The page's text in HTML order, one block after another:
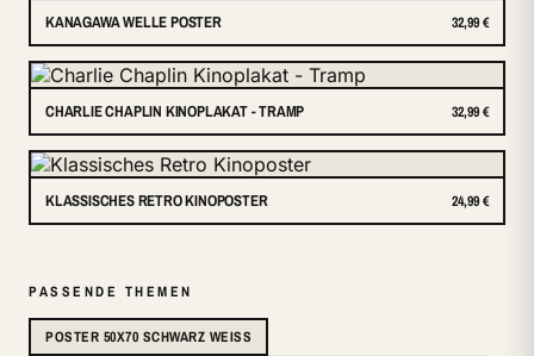
KANAGAWA WELLE POSTER 32,99 €
CHARLIE CHAPLIN KINOPLAKAT - TRAMP 32,99 €
KLASSISCHES RETRO KINOPOSTER 24,99 €
PASSENDE THEMEN
POSTER 50X70 SCHWARZ WEISS